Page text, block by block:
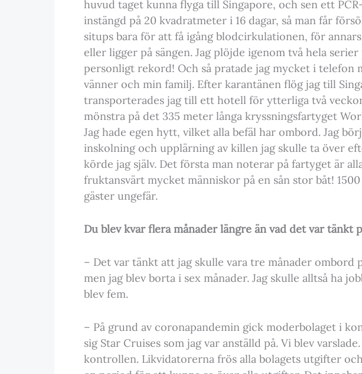
huvud taget kunna flyga till Singapore, och sen ett
instängd på 20 kvadratmeter i 16 dagar, så man får
situps bara för att få igång blodcirkulationen, för
eller ligger på sängen. Jag plöjde igenom två hela
personligt rekord! Och så pratade jag mycket i telefon
vänner och min familj. Efter karantänen flög jag till
transporterades jag till ett hotell för ytterliga två
mönstra på det 335 meter långa kryssningsfartyget
Jag hade egen hytt, vilket alla befäl har ombord. Jag
inskolning och upplärning av killen jag skulle ta över
körde jag själv. Det första man noterar på fartyget är
fruktansvärt mycket människor på en sån stor båt!
gäster ungefär.
Du blev kvar flera månader längre än vad det var tänkt
– Det var tänkt att jag skulle vara tre månader ombord
men jag blev borta i sex månader. Jag skulle alltså ha
blev fem.
– På grund av coronapandemin gick moderbolaget i
sig Star Cruises som jag var anställd på. Vi blev
kontrollen. Likvidatorerna frös alla bolagets utgifter